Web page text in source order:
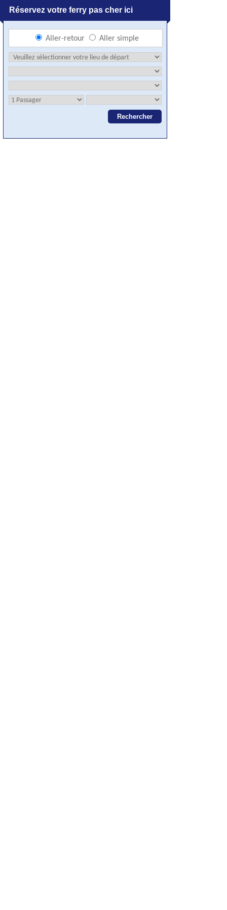
Réservez votre ferry pas cher ici
Aller-retour Aller simple